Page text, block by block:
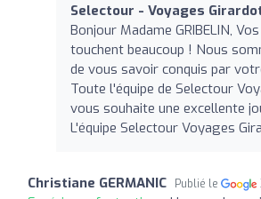
Selectour - Voyages
Bonjour Madame GRIBELIN,
touchent beaucoup ! Nous
de vous savoir conquis par
Toute l'équipe de Selectour
vous souhaite une excellente
L'équipe Selectour Voyages
Christiane GERMANIC Publié le